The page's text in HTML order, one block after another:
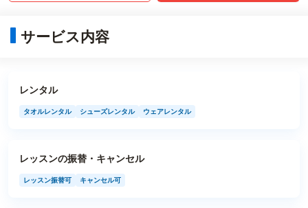
サービス内容
レンタル
タオルレンタル シューズレンタル ウェアレンタル
レッスンの振替・キャンセル
レッスン振替可 キャンセル可